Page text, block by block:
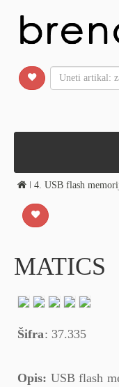
4. USB flash
MATICS
Šifra: 37.335
Opis: USB flash